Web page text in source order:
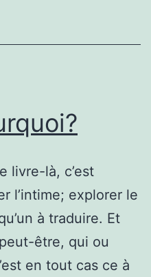
livre-là, c’est
l’intime; explorer le
à traduire. Et
être, qui ou
en tout cas ce à